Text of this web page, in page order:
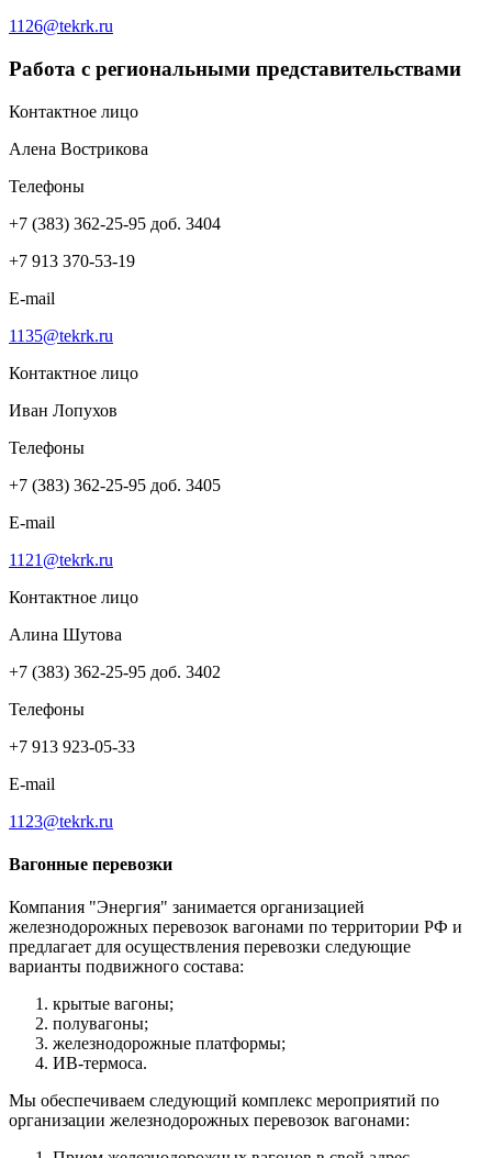
1126@tekrk.ru
Работа с региональными представительствами
Контактное лицо
Алена Вострикова
Телефоны
+7 (383) 362-25-95 доб. 3404
+7 913 370-53-19
E-mail
1135@tekrk.ru
Контактное лицо
Иван Лопухов
Телефоны
+7 (383) 362-25-95 доб. 3405
E-mail
1121@tekrk.ru
Контактное лицо
Алина Шутова
+7 (383) 362-25-95 доб. 3402
Телефоны
+7 913 923-05-33
E-mail
1123@tekrk.ru
Вагонные перевозки
Компания "Энергия" занимается организацией
железнодорожных перевозок вагонами по территории РФ и
предлагает для осуществления перевозки следующие
варианты подвижного состава:
крытые вагоны;
полувагоны;
железнодорожные платформы;
ИВ-термоса.
Мы обеспечиваем следующий комплекс мероприятий по
организации железнодорожных перевозок вагонами: